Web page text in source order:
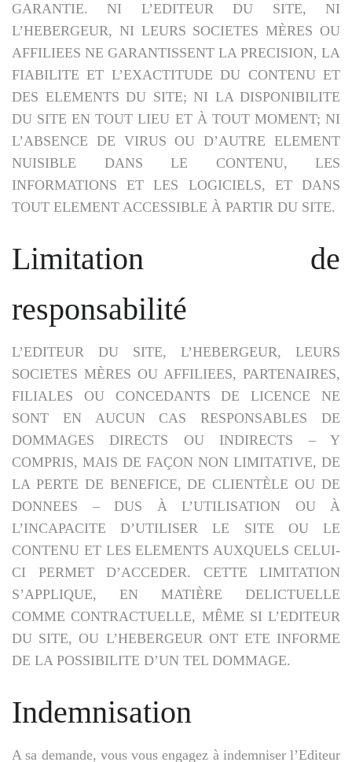
GARANTIE. NI L’EDITEUR DU SITE, NI
L’HEBERGEUR, NI LEURS SOCIETES MÈRES OU
AFFILIEES NE GARANTISSENT LA PRECISION, LA
FIABILITE ET L’EXACTITUDE DU CONTENU ET
DES ELEMENTS DU SITE; NI LA DISPONIBILITE
DU SITE EN TOUT LIEU ET À TOUT MOMENT; NI
L’ABSENCE DE VIRUS OU D’AUTRE ELEMENT
NUISIBLE DANS LE CONTENU, LES
INFORMATIONS ET LES LOGICIELS, ET DANS
TOUT ELEMENT ACCESSIBLE À PARTIR DU SITE.
Limitation de
responsabilité
L’EDITEUR DU SITE, L’HEBERGEUR, LEURS
SOCIETES MÈRES OU AFFILIEES, PARTENAIRES,
FILIALES OU CONCEDANTS DE LICENCE NE
SONT EN AUCUN CAS RESPONSABLES DE
DOMMAGES DIRECTS OU INDIRECTS – Y
COMPRIS, MAIS DE FAÇON NON LIMITATIVE, DE
LA PERTE DE BENEFICE, DE CLIENTÈLE OU DE
DONNEES – DUS À L’UTILISATION OU À
L’INCAPACITE D’UTILISER LE SITE OU LE
CONTENU ET LES ELEMENTS AUXQUELS CELUI-
CI PERMET D’ACCEDER. CETTE LIMITATION
S’APPLIQUE, EN MATIÈRE DELICTUELLE
COMME CONTRACTUELLE, MÊME SI L’EDITEUR
DU SITE, OU L’HEBERGEUR ONT ETE INFORME
DE LA POSSIBILITE D’UN TEL DOMMAGE.
Indemnisation
A sa demande, vous vous engagez à indemniser l’Editeur